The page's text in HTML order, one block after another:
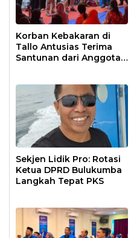
Korban Kebakaran di
Tallo Antusias Terima
Santunan dari Anggota
Sekjen Lidik Pro: Rotasi
Ketua DPRD Bulukumba
Langkah Tepat PKS